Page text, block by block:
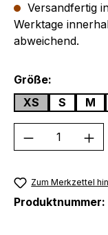
Versandfertig
Werktage
abweichend.
Größe:
XS
S M
Produkt
Zum Merkzettel
Produktnummer: